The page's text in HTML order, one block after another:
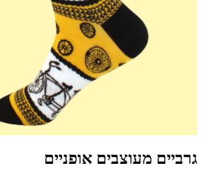
גרביים מעוצבים אופניים